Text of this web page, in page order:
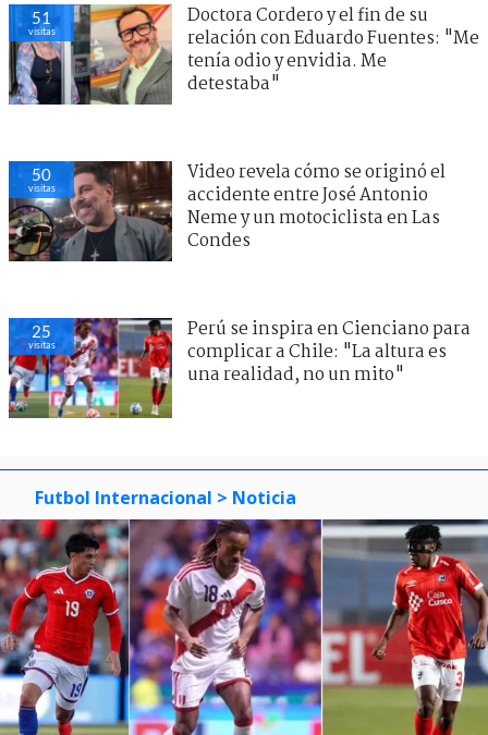
51
visitas
Doctora Cordero y el fin de su
relación con Eduardo Fuentes: "Me
tenía odio y envidia. Me
detestaba"
50
visitas
Video revela cómo se originó el
accidente entre José Antonio
Neme y un motociclista en Las
Condes
25
visitas
Perú se inspira en Cienciano para
complicar a Chile: "La altura es
una realidad, no un mito"
Futbol Internacional > Noticia